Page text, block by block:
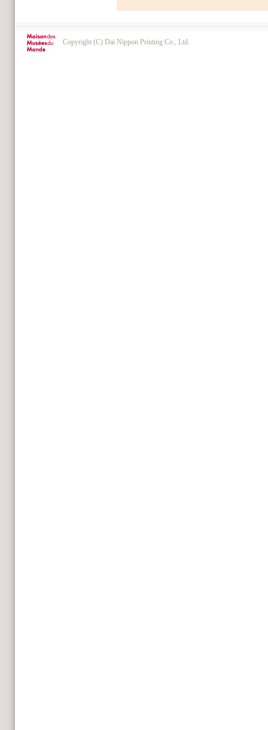
Copyright (C) Dai Nippon Printing Co., Ltd.